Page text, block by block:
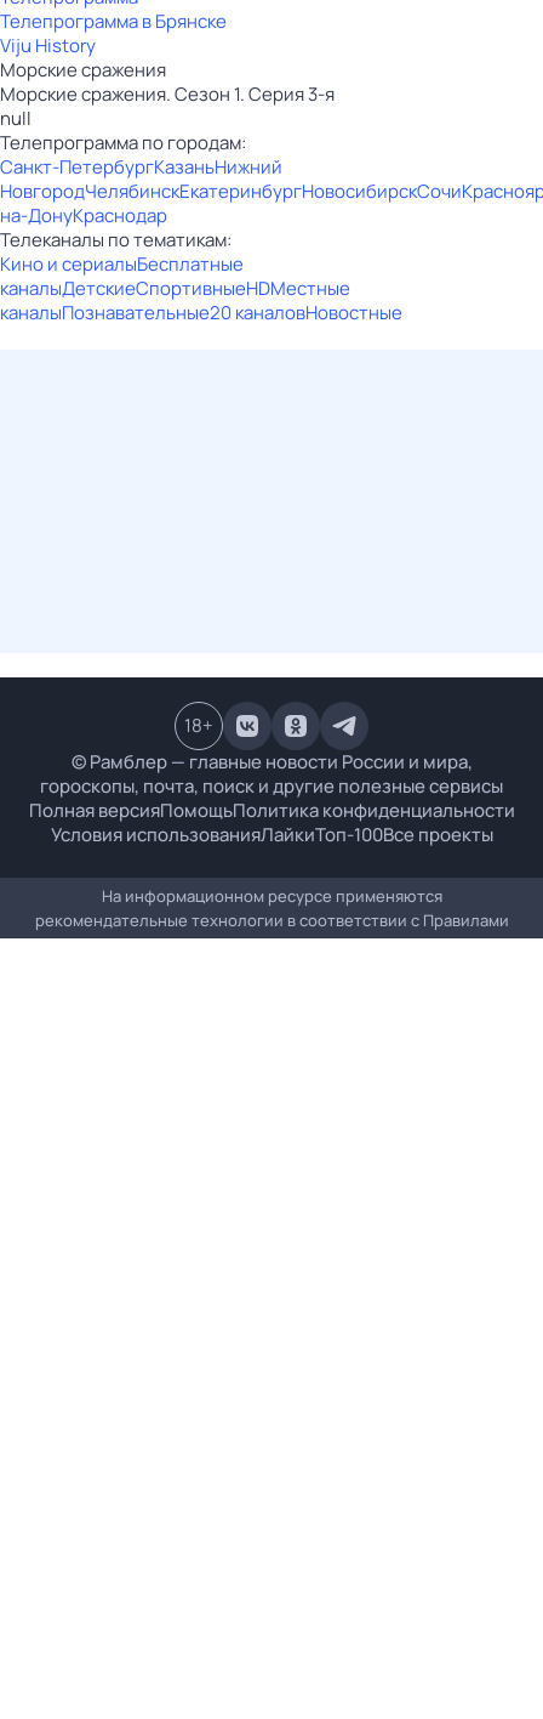
Телепрограмма в Брянске
Viju History
Морские сражения
Морские сражения. Сезон 1. Серия 3-я
null
Телепрограмма по городам:
Санкт-ПетербургКазаньНижний
НовгородЧелябинскЕкатеринбургНовосибирскСочи
на-ДонуКраснодар
Телеканалы по тематикам:
Кино и сериалыБесплатные
каналыДетскиеСпортивныеHDМестные
каналыПознавательные20 каналовНовостные
© Рамблер — главные новости России и мира,
гороскопы, почта, поиск и другие полезные сервисы
Полная версияПомощьПолитика конфиденциальности
Условия использованияЛайкиТоп-100Все проекты
18+
На информационном ресурсе применяются
рекомендательные технологии в соответствии с Правилами